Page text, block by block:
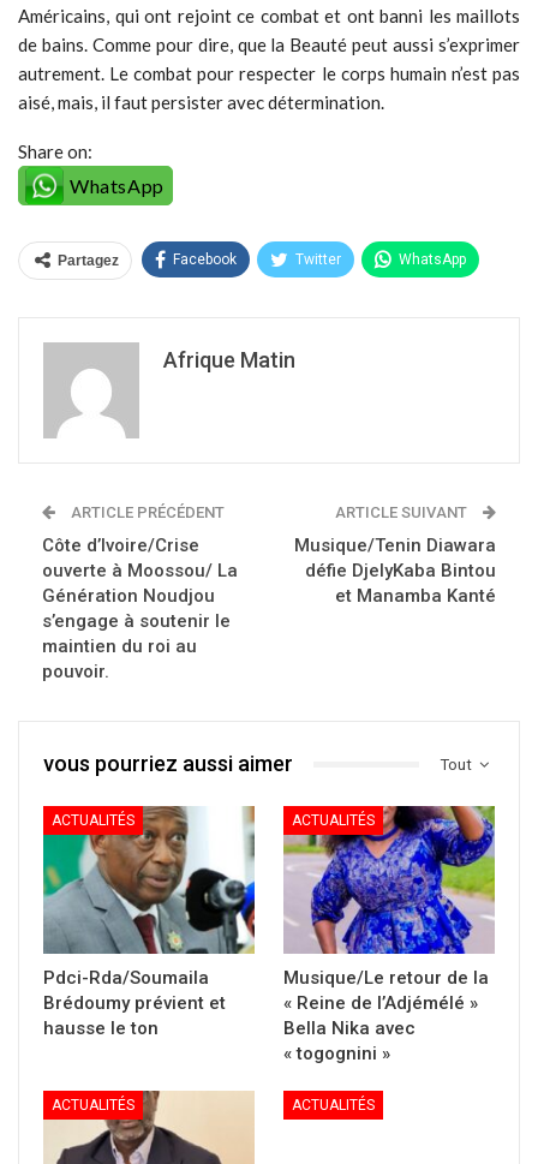
Américains, qui ont rejoint ce combat et ont banni les maillots
de bains. Comme pour dire, que la Beauté peut aussi s’exprimer
autrement. Le combat pour respecter le corps humain n’est pas
aisé, mais, il faut persister avec détermination.
Share on:
WhatsApp
Partagez Facebook Twitter WhatsApp
Afrique Matin
ARTICLE PRÉCÉDENT
Côte d’Ivoire/Crise
ouverte à Moossou/ La
Génération Noudjou
s’engage à soutenir le
maintien du roi au
pouvoir.
ARTICLE SUIVANT
Musique/Tenin Diawara
défie DjelyKaba Bintou
et Manamba Kanté
Tout
vous pourriez aussi aimer
ACTUALITÉS
Pdci-Rda/Soumaila
Brédoumy prévient et
hausse le ton
ACTUALITÉS
Musique/Le retour de la
« Reine de l’Adjémélé »
Bella Nika avec
« togognini »
ACTUALITÉS ACTUALITÉS